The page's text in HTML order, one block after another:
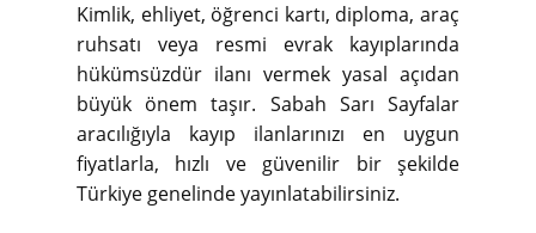
Kimlik, ehliyet, öğrenci kartı, diploma, araç
ruhsatı veya resmi evrak kayıplarında
hükümsüzdür ilanı vermek yasal açıdan
büyük önem taşır. Sabah Sarı Sayfalar
aracılığıyla kayıp ilanlarınızı en uygun
fiyatlarla, hızlı ve güvenilir bir şekilde
Türkiye genelinde yayınlatabilirsiniz.